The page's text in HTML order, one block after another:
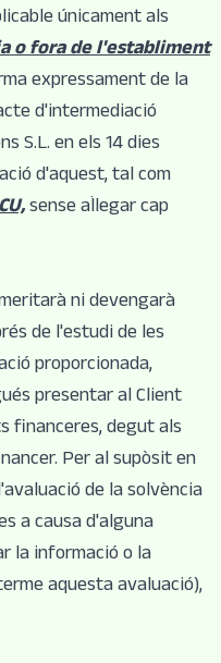
únicament als
o fora de l'establiment
expressament de la
d'intermediació
S.L. en els 14 dies
d'aquest, tal com
sense al·legar cap
ni devengarà
de l'estudi de les
proporcionada,
presentar al Client
financeres, degut als
Per al supòsit en
de la solvència
a causa d'alguna
la informació o la
aquesta avaluació),